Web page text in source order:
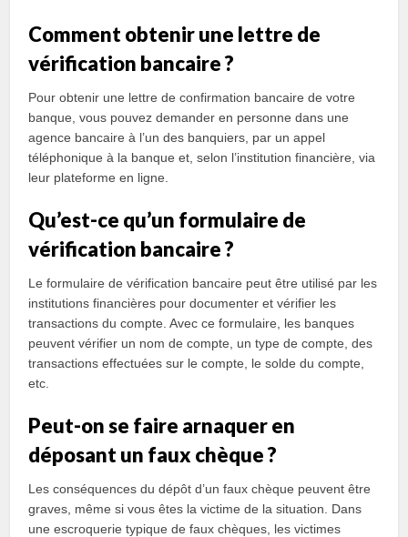
Comment obtenir une lettre de
vérification bancaire ?
Pour obtenir une lettre de confirmation bancaire de votre
banque, vous pouvez demander en personne dans une
agence bancaire à l’un des banquiers, par un appel
téléphonique à la banque et, selon l’institution financière, via
leur plateforme en ligne.
Qu’est-ce qu’un formulaire de
vérification bancaire ?
Le formulaire de vérification bancaire peut être utilisé par les
institutions financières pour documenter et vérifier les
transactions du compte. Avec ce formulaire, les banques
peuvent vérifier un nom de compte, un type de compte, des
transactions effectuées sur le compte, le solde du compte,
etc.
Peut-on se faire arnaquer en
déposant un faux chèque ?
Les conséquences du dépôt d’un faux chèque peuvent être
graves, même si vous êtes la victime de la situation. Dans
une escroquerie typique de faux chèques, les victimes